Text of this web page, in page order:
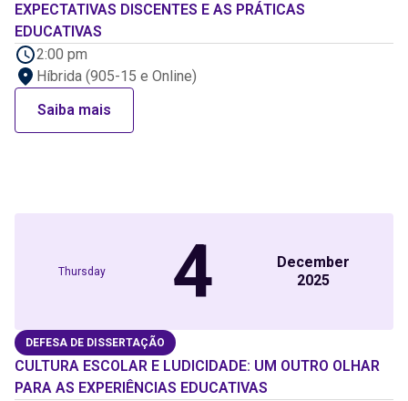
EXPECTATIVAS DISCENTES E AS PRÁTICAS
EDUCATIVAS
2:00 pm
Híbrida (905-15 e Online)
Saiba mais
Thursday 4
December
2025
DEFESA DE DISSERTAÇÃO
CULTURA ESCOLAR E LUDICIDADE: UM OUTRO OLHAR
PARA AS EXPERIÊNCIAS EDUCATIVAS